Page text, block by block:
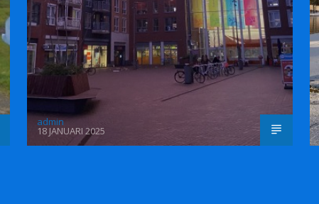
admin
18 JANUARI 2025